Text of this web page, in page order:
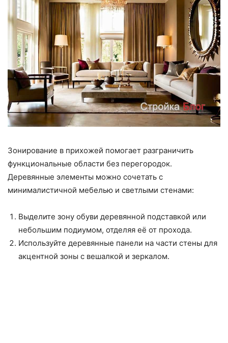
Зонирование в прихожей помогает разграничить
функциональные области без перегородок.
Деревянные элементы можно сочетать с
минималистичной мебелью и светлыми стенами:
Выделите зону обуви деревянной подставкой или
небольшим подиумом, отделяя её от прохода.
Используйте деревянные панели на части стены для
акцентной зоны с вешалкой и зеркалом.